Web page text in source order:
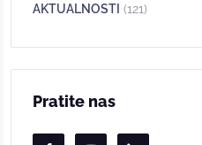
AKTUALNOSTI (121)
Pratite nas